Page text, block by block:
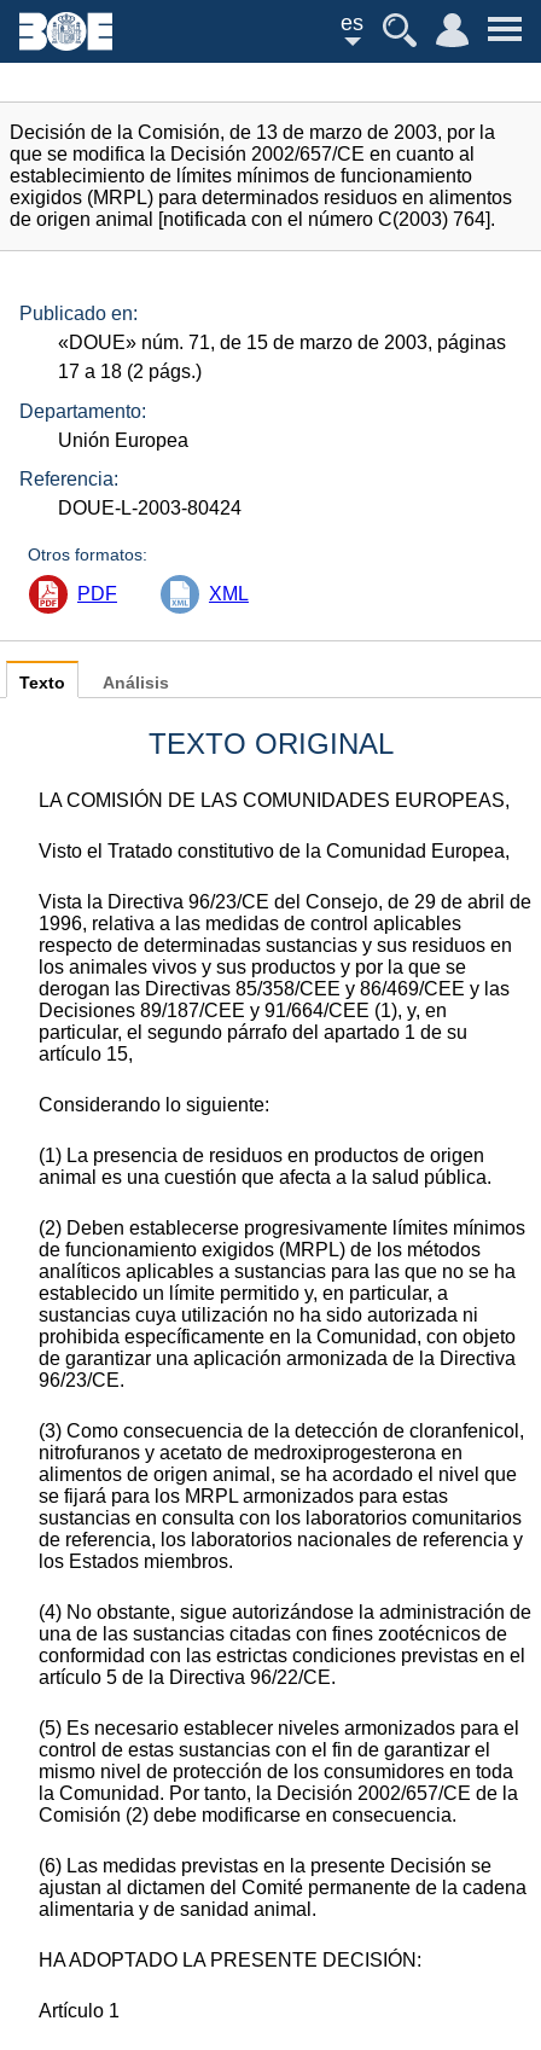
es
Decisión de la Comisión, de 13 de marzo de 2003, por la
que se modifica la Decisión 2002/657/CE en cuanto al
establecimiento de límites mínimos de funcionamiento
exigidos (MRPL) para determinados residuos en alimentos
de origen animal [notificada con el número C(2003) 764].
Publicado en:
«DOUE» núm. 71, de 15 de marzo de 2003, páginas
17 a 18 (2 págs.)
Departamento:
Unión Europea
Referencia:
DOUE-L-2003-80424
Otros formatos:
PDF XML
Texto
TEXTO ORIGINAL
LA COMISIÓN DE LAS COMUNIDADES EUROPEAS,
Visto el Tratado constitutivo de la Comunidad Europea,
Vista la Directiva 96/23/CE del Consejo, de 29 de abril de
1996, relativa a las medidas de control aplicables
respecto de determinadas sustancias y sus residuos en
los animales vivos y sus productos y por la que se
derogan las Directivas 85/358/CEE y 86/469/CEE y las
Decisiones 89/187/CEE y 91/664/CEE (1), y, en
particular, el segundo párrafo del apartado 1 de su
artículo 15,
Considerando lo siguiente:
(1) La presencia de residuos en productos de origen
animal es una cuestión que afecta a la salud pública.
(2) Deben establecerse progresivamente límites mínimos
de funcionamiento exigidos (MRPL) de los métodos
analíticos aplicables a sustancias para las que no se ha
establecido un límite permitido y, en particular, a
sustancias cuya utilización no ha sido autorizada ni
prohibida específicamente en la Comunidad, con objeto
de garantizar una aplicación armonizada de la Directiva
96/23/CE.
(3) Como consecuencia de la detección de cloranfenicol,
nitrofuranos y acetato de medroxiprogesterona en
alimentos de origen animal, se ha acordado el nivel que
se fijará para los MRPL armonizados para estas
sustancias en consulta con los laboratorios comunitarios
de referencia, los laboratorios nacionales de referencia y
los Estados miembros.
(4) No obstante, sigue autorizándose la administración de
una de las sustancias citadas con fines zootécnicos de
conformidad con las estrictas condiciones previstas en el
artículo 5 de la Directiva 96/22/CE.
(5) Es necesario establecer niveles armonizados para el
control de estas sustancias con el fin de garantizar el
mismo nivel de protección de los consumidores en toda
la Comunidad. Por tanto, la Decisión 2002/657/CE de la
Comisión (2) debe modificarse en consecuencia.
(6) Las medidas previstas en la presente Decisión se
ajustan al dictamen del Comité permanente de la cadena
alimentaria y de sanidad animal.
HA ADOPTADO LA PRESENTE DECISIÓN:
Artículo 1
Análisis